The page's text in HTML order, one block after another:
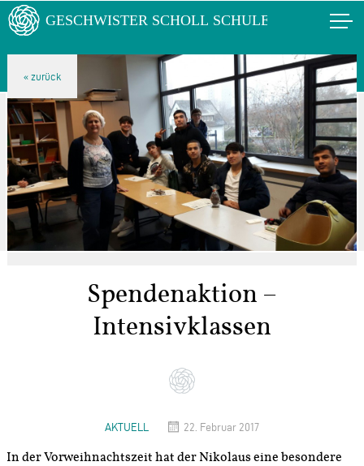
Spendenaktion –
Intensivklassen
AKTUELL 22. Februar 2017
In der Vorweihnachtszeit hat der Nikolaus eine besondere